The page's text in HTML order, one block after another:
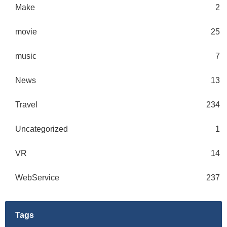
Make 2
movie 25
music 7
News 13
Travel 234
Uncategorized 1
VR 14
WebService 237
Tags